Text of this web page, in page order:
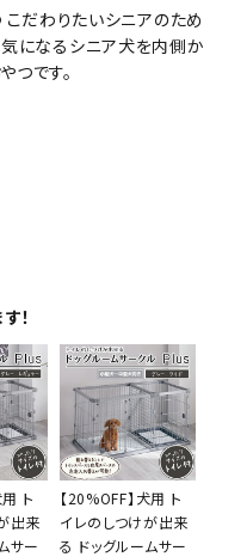
だわりたいシニアのため
気になるシニア犬を内側か
つです。
！
ト
出来
サー
【20%OFF】犬用 ト
イレのしつけが出来
る ドッグルームサー